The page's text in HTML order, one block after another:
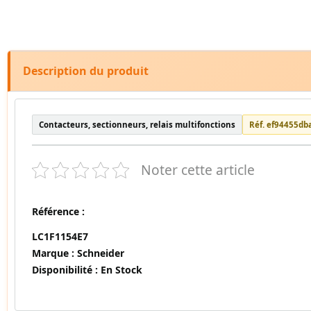
Description du produit
Contacteurs, sectionneurs, relais multifonctions Réf.
Noter cette article
Référence :
LC1F1154E7
Marque : Schneider
Disponibilité : En Stock